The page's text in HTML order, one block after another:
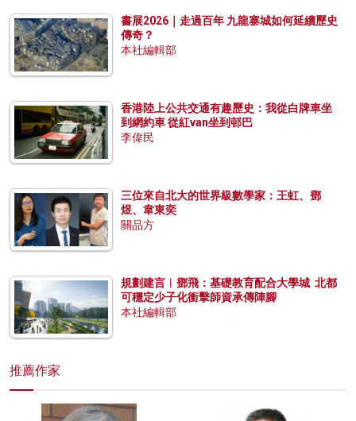
書展2026｜走過百年 九龍寨城如何延續歷史
傳奇？
本社編輯部
香港陸上公共交通有趣歷史：我從白牌車坐
到網約車 從紅van坐到邨巴
李偉民
三位來自北大的世界級數學家：王虹、鄧
煜、韋東奕
關品方
規劃建言︱鄧飛：基礎教育配合大學城 北都
可穩定少子化衝擊師資承傳陣腳
本社編輯部
推薦作家